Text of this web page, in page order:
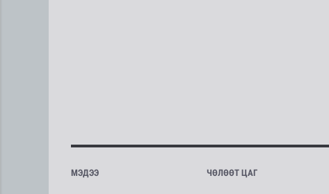
МЭДЭЭ ЧӨЛӨӨТ ЦАГ